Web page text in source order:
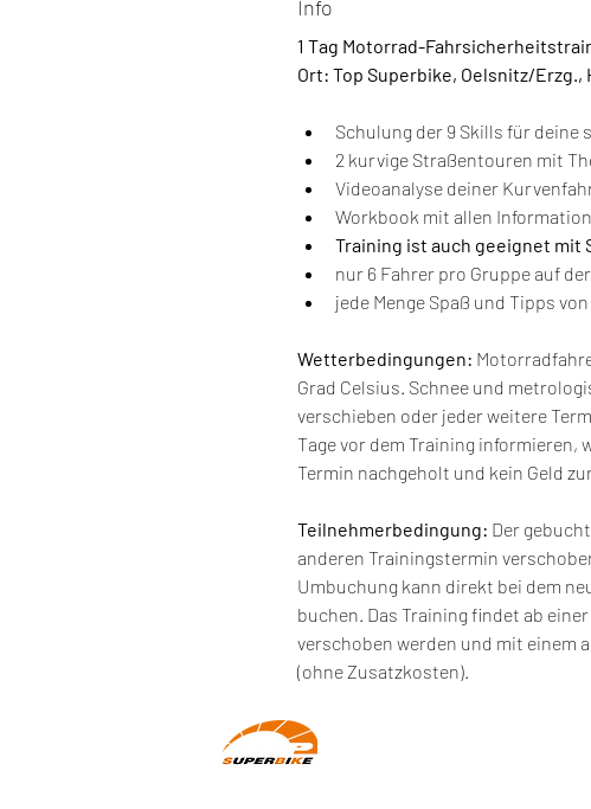
Info
1 Tag Motorrad-
Ort: Top Superbike, Oelsnitz/
Schulung der 9 Skills für deine
2 kurvige Straßentouren mit
Videoanalyse deiner
Workbook mit allen
Training ist auch geeignet mit
nur 6 Fahrer pro Gruppe auf
jede Menge Spaß und Tipps
Wetterbedingungen:
Grad Celsius. Schnee und
verschieben oder jeder weitere
Tage vor dem Training
Termin nachgeholt und kein Geld
Teilnehmerbedingung: Der
anderen Trainingstermin
Umbuchung kann direkt bei dem
buchen. Das Training findet ab
verschoben werden und mit einem
(ohne Zusatzkosten).